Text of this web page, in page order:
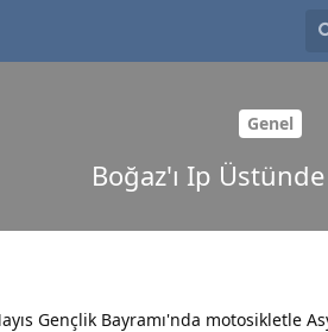
Genel
Boğaz'ı Ip
Gençlik Bayramı'nda motosikletle